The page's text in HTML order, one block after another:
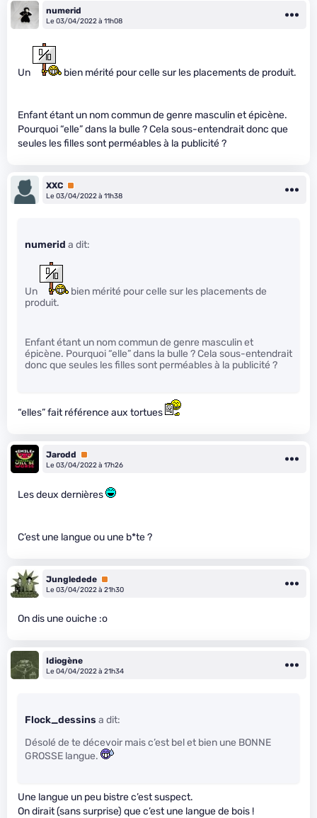
numerid
Le 03/04/2022 à 11h08
Un bien mérité pour celle sur les placements de produit.
Enfant étant un nom commun de genre masculin et épicène.
Pourquoi “elle” dans la bulle ? Cela sous-entendrait donc que
seules les filles sont perméables à la publicité ?
XXC Premium
Le 03/04/2022 à 11h38
numerid a dit:
Un
bien mérité pour celle sur les placements de
produit.
Enfant étant un nom commun de genre masculin et
épicène. Pourquoi “elle” dans la bulle ? Cela sous-entendrait
donc que seules les filles sont perméables à la publicité ?
“elles” fait référence aux tortues
Jarodd
Premium
Le 03/04/2022 à 17h26
Les deux dernières
C’est une langue ou une b*te ?
Jungledede Premium
Le 03/04/2022 à 21h30
On dis une ouiche :o
Idiogène
Le 04/04/2022 à 21h34
Flock_dessins a dit:
Désolé de te décevoir mais c’est bel et bien une BONNE
GROSSE langue.
Une langue un peu bistre c’est suspect.
On dirait (sans surprise) que c’est une langue de bois !